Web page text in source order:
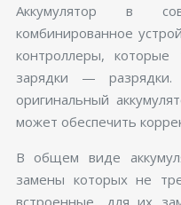
Аккумулятор в
комбинированное
контроллеры,
зарядки — разрядки.
оригинальный
может обеспечить
В общем виде
замены которых не
встроенные, для их